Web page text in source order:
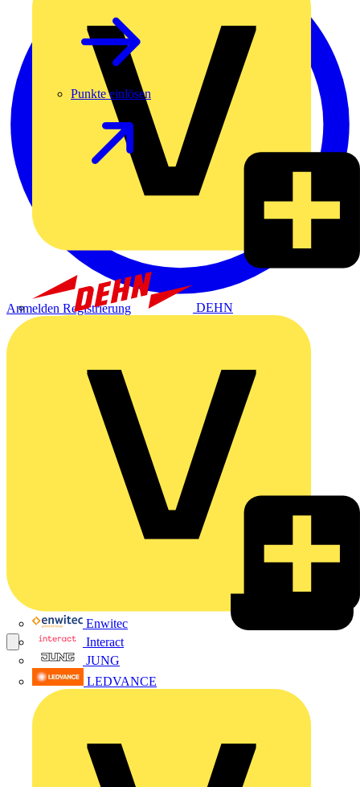
DEHN
Enwitec
Interact
JUNG
LEDVANCE
Punkte einlösen
Anmelden Registrierung